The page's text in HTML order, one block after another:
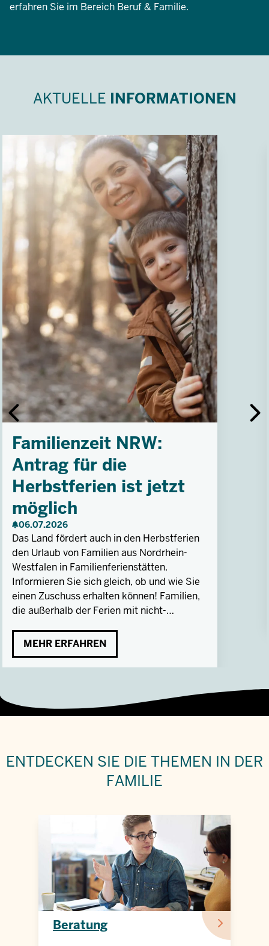
erfahren Sie im Bereich Beruf & Familie.
AKTUELLE INFORMATIONEN
Familienzeit NRW:
Antrag für die
Herbstferien ist jetzt
möglich
06.07.2026
Das Land fördert auch in den Herbstferien
den Urlaub von Familien aus Nordrhein-
Westfalen in Familienferienstätten.
Informieren Sie sich gleich, ob und wie Sie
einen Zuschuss erhalten können! Familien,
die außerhalb der Ferien mit nicht-
können jederzeit einen Antrag stellen.
MEHR ERFAHREN
ENTDECKEN SIE DIE THEMEN IN DER
FAMILIE
Beratung